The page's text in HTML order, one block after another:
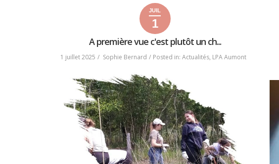
😱? »
1
juillet
2025
2
juillet
2025
JUIL
1
2025
A première vue c'est plutôt un ch...
1 juillet 2025 Sophie Bernard Posted in: Actualités, LPA Aumont